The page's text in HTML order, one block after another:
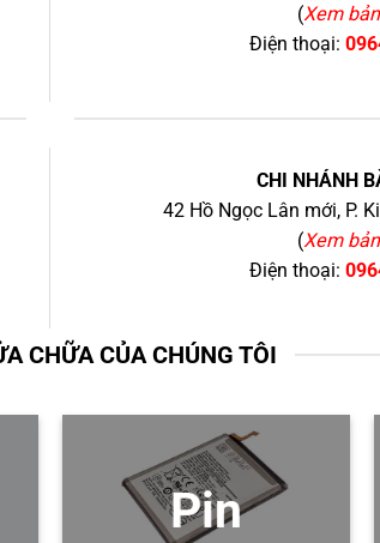
(Xem
Điện thoại:
CHI NHÁNH
42 Hồ Ngọc Lân mới, P.
(Xem
Điện thoại:
CHỮA CỦA CHÚNG TÔI
Pin